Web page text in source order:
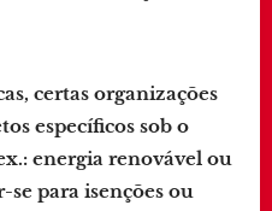
certas organizações
específicos sob o
energia renovável ou
para isenções ou